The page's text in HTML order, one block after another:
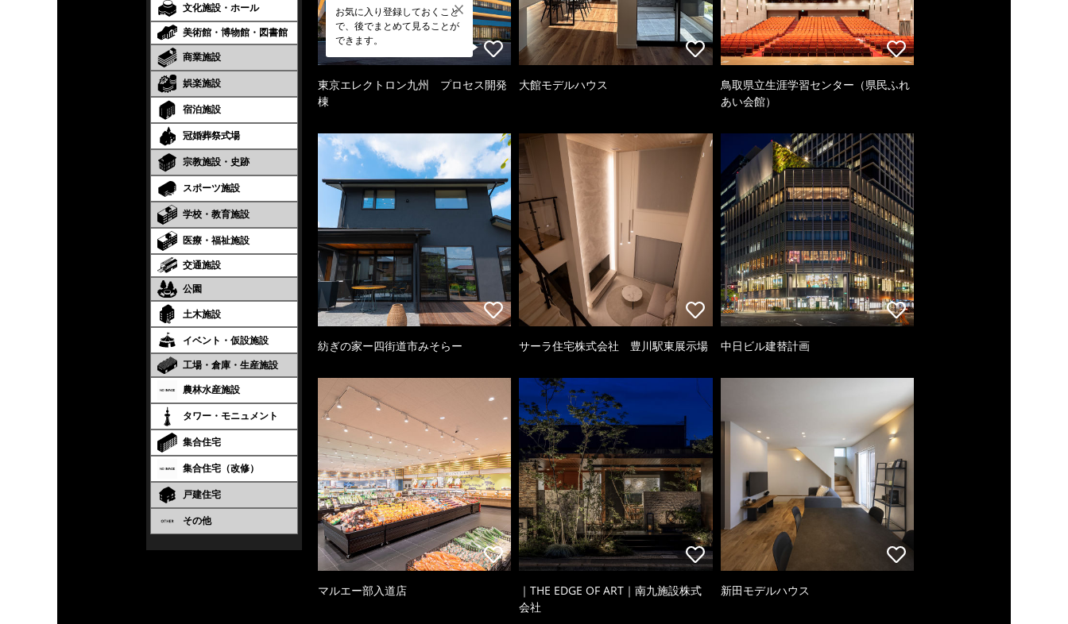
文化施設・ホール
美術館・博物館・図書館
商業施設
娯楽施設
宿泊施設
冠婚葬祭式場
宗教施設・史跡
スポーツ施設
学校・教育施設
医療・福祉施設
交通施設
公園
土木施設
イベント・仮設施設
工場・倉庫・生産施設
農林水産施設
タワー・モニュメント
集合住宅
集合住宅（改修）
戸建住宅
その他
お気に入り登録しておくこと
で、後でまとめて見ることが
できます。
東京エレクトロン九州 プロセス開発
棟
大館モデルハウス
鳥取県立生涯学習センター（県民ふれ
あい会館）
紡ぎの家ー四街道市みそらー サーラ住宅株式会社 豊川駅東展示場 中日ビル建替計画
マルエー部入道店
｜THE EDGE OF ART｜南九施設株式
会社
新田モデルハウス